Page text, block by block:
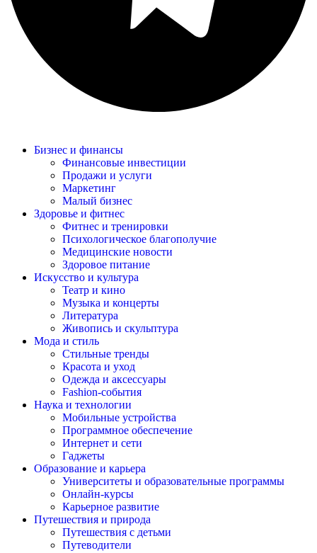
Бизнес и финансы
Финансовые инвестиции
Продажи и услуги
Маркетинг
Малый бизнес
Здоровье и фитнес
Фитнес и тренировки
Психологическое благополучие
Медицинские новости
Здоровое питание
Искусство и культура
Театр и кино
Музыка и концерты
Литература
Живопись и скульптура
Мода и стиль
Стильные тренды
Красота и уход
Одежда и аксессуары
Fashion-события
Наука и технологии
Мобильные устройства
Программное обеспечение
Интернет и сети
Гаджеты
Образование и карьера
Университеты и образовательные программы
Онлайн-курсы
Карьерное развитие
Путешествия и природа
Путешествия с детьми
Путеводители